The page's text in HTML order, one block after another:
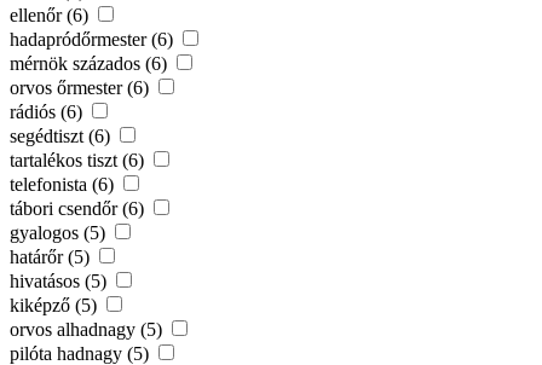
ellenőr (6)
hadapródőrmester (6)
mérnök százados (6)
orvos őrmester (6)
rádiós (6)
segédtiszt (6)
tartalékos tiszt (6)
telefonista (6)
tábori csendőr (6)
gyalogos (5)
határőr (5)
hivatásos (5)
kiképző (5)
orvos alhadnagy (5)
pilóta hadnagy (5)